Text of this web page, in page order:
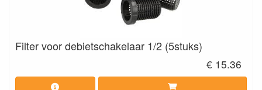
Filter voor debietschakelaar 1/2 (5stuks)
€ 15.36